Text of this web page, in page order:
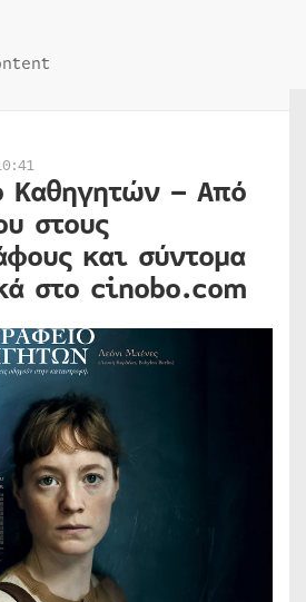
Καθηγητών – Από
στους
και σύντομα
στο cinobo.com